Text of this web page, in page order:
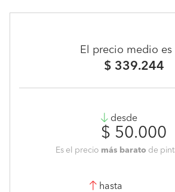
El precio medio es
$ 339.244
desde
$ 50.000
Es el precio más barato de
hasta